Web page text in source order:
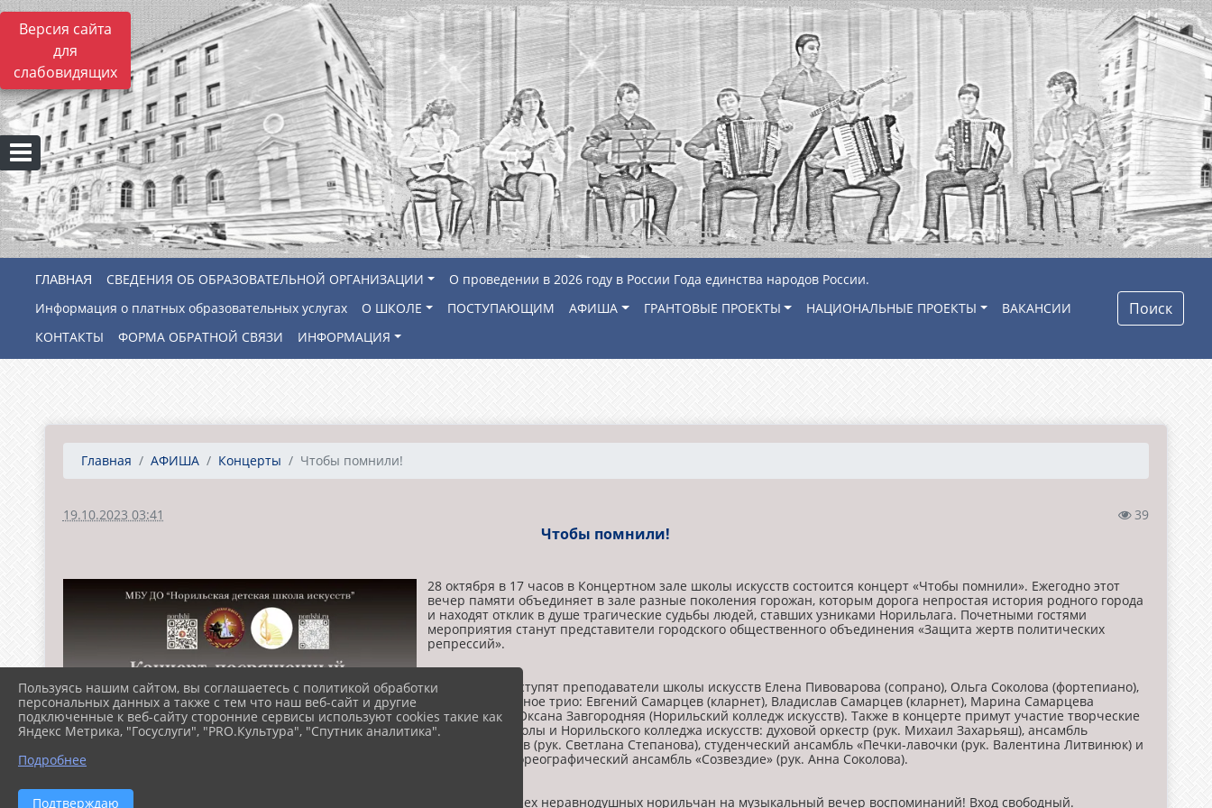
Версия сайта
для
слабовидящих
СВЕДЕНИЯ ОБ ОБРАЗОВАТЕЛЬНОЙ ОРГАНИЗАЦИИ
О проведении в 2026 году в России Года единства народов России.
Информация о платных образовательных услугах
О ШКОЛЕ ПОСТУПАЮЩИМ АФИША ГРАНТОВЫЕ ПРОЕКТЫ НАЦИОНАЛЬНЫЕ ПРОЕКТЫ
ВАКАНСИИ
КОНТАКТЫ
ФОРМА ОБРАТНОЙ СВЯЗИ ИНФОРМАЦИЯ
Поиск
Главная АФИША Концерты Чтобы помнили!
19.10.2023 03:41 39
Чтобы помнили!
28 октября в 17 часов в Концертном зале школы искусств состоится концерт «Чтобы помнили». Ежегодно этот
вечер памяти объединяет в зале разные поколения горожан, которым дорога непростая история родного города
и находят отклик в душе трагические судьбы людей, ставших узниками Норильлага. Почетными гостями
мероприятия станут представители городского общественного объединения «Защита жертв политических
репрессий».
В концерте выступят преподаватели школы искусств Елена Пивоварова (сопрано), Ольга Соколова (фортепиано),
инструментальное трио: Евгений Самарцев (кларнет), Владислав Самарцев (кларнет), Марина Самарцева
(фортепиано), Оксана Завгородняя (Норильский колледж искусств). Также в концерте примут участие творческие
коллективы школы и Норильского колледжа искусств: духовой оркестр (рук. Михаил Захарьяш), ансамбль
виолончелистов (рук. Светлана Степанова), студенческий ансамбль «Печки-лавочки (рук. Валентина Литвинюк) и
Образцовый хореографический ансамбль «Созвездие» (рук. Анна Соколова).
Приглашаем всех неравнодушных норильчан на музыкальный вечер воспоминаний! Вход свободный.
Пользуясь нашим сайтом, вы соглашаетесь с политикой обработки
персональных данных а также с тем что наш веб-сайт и другие
подключенные к веб-сайту сторонние сервисы используют cookies такие как
Яндекс Метрика, "Госуслуги", "PRO.Культура", "Спутник аналитика".
Подробнее
Подтверждаю